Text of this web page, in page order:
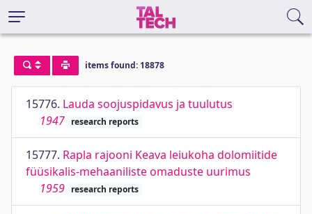
items found: 18878
15776. Lauda soojuspidavus ja tuulutus
1947 research reports
15777. Rapla rajooni Keava leiukoha dolomiitide
füüsikalis-mehaaniliste omaduste uurimus
1959 research reports